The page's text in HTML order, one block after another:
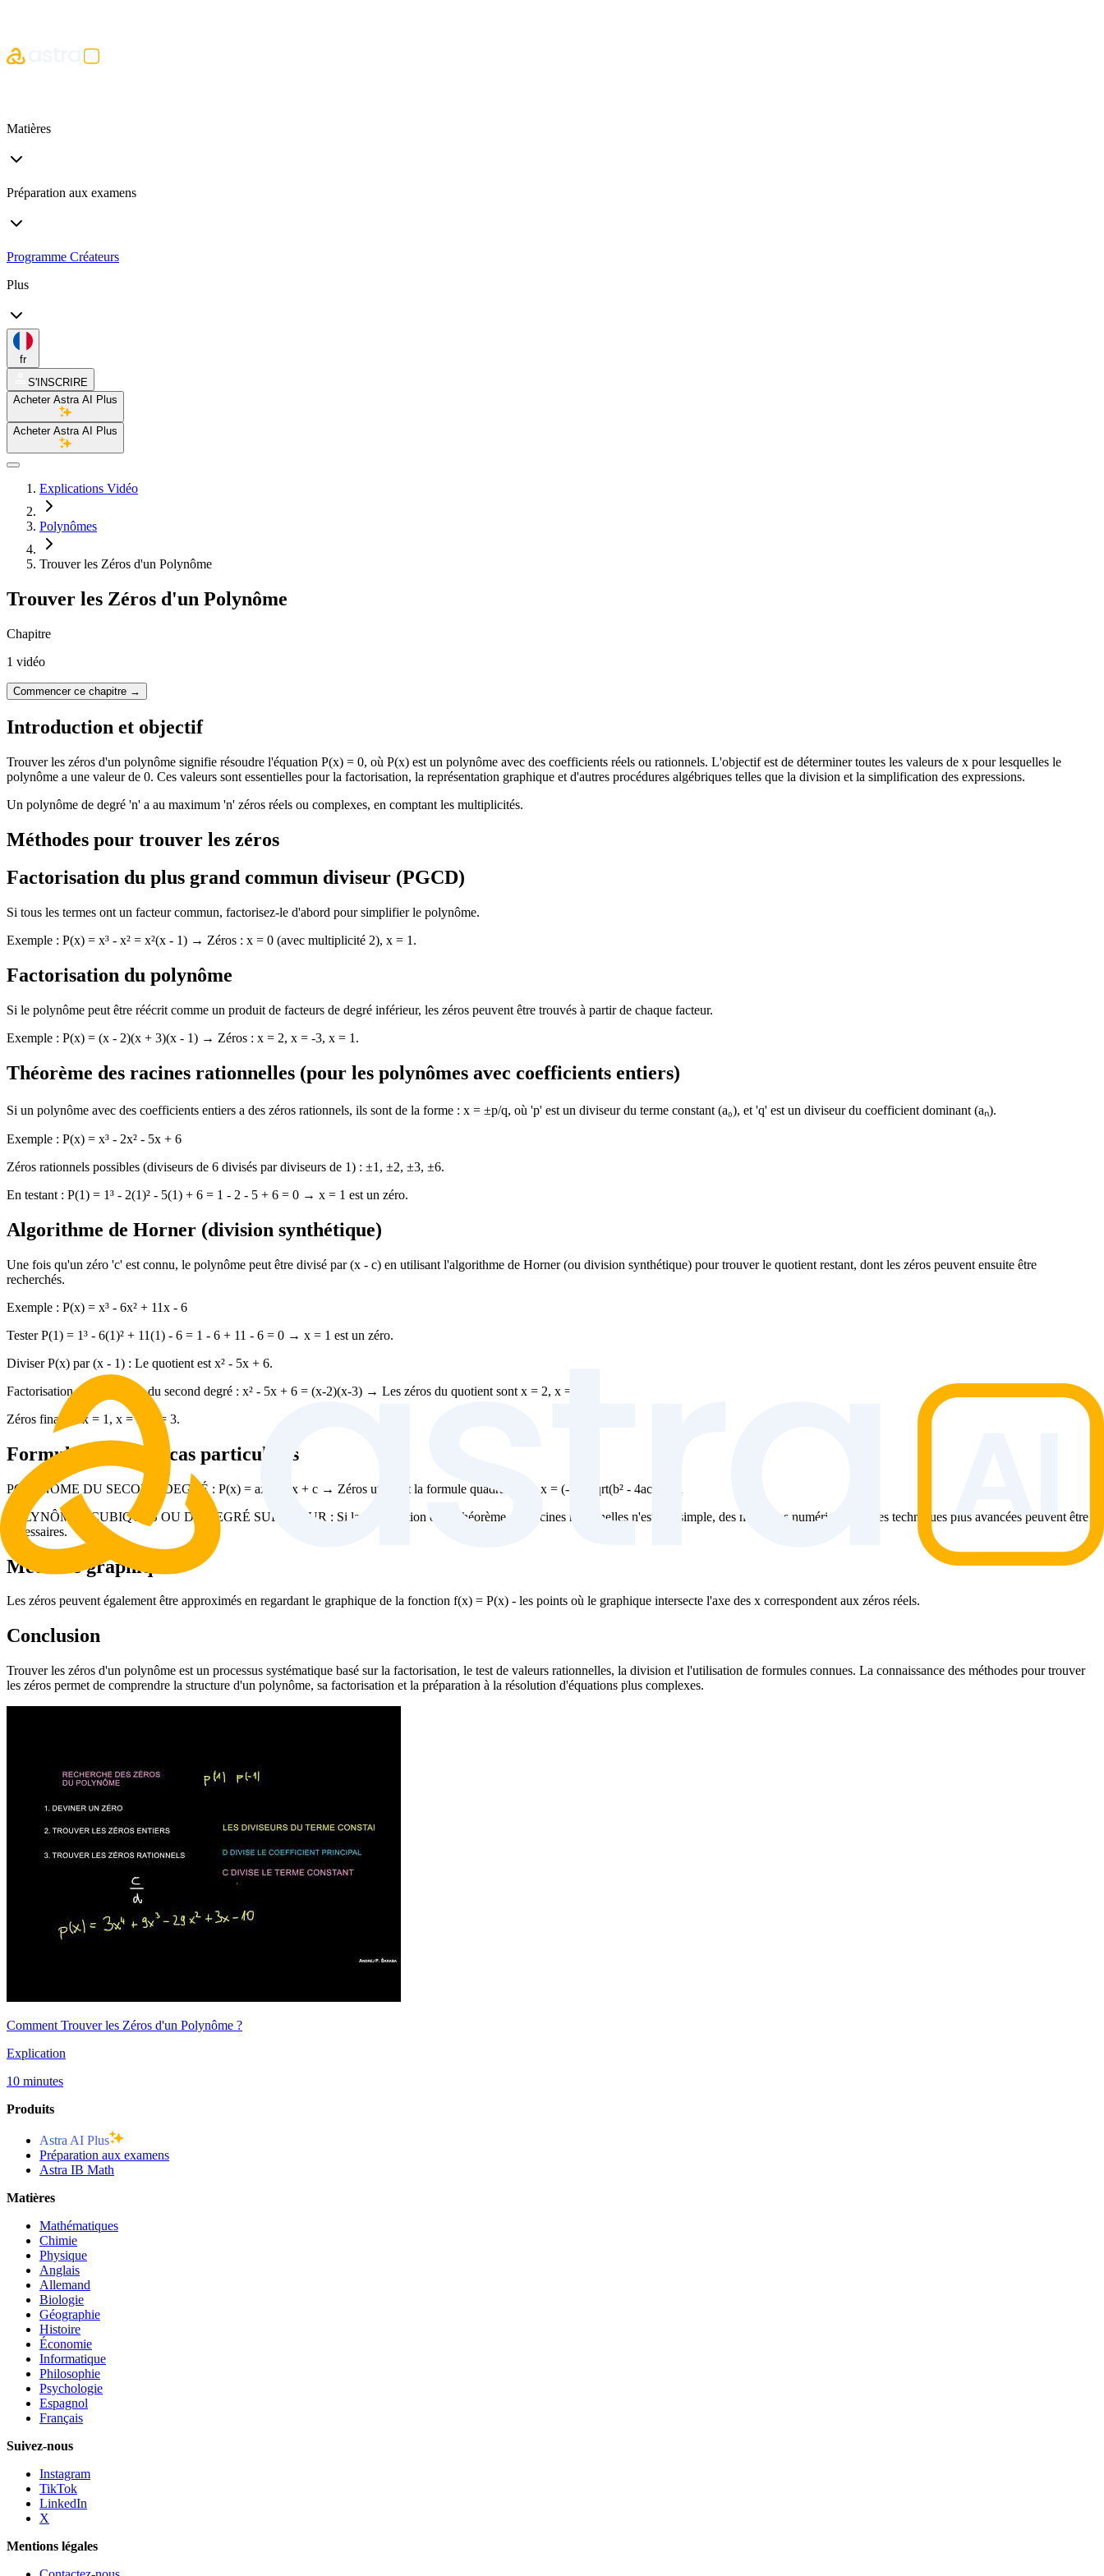
Matières
Préparation aux examens
Programme Créateurs
Plus
fr
S'INSCRIRE
Acheter Astra AI Plus
Acheter Astra AI Plus
Explications Vidéo
Polynômes
Trouver les Zéros d'un Polynôme
Trouver les Zéros d'un Polynôme
Chapitre
1 vidéo
Commencer ce chapitre →
Introduction et objectif
Trouver les zéros d'un polynôme signifie résoudre l'équation P(x) = 0, où P(x) est un polynôme avec des coefficients réels ou rationnels. L'objectif est de déterminer toutes les valeurs de x pour lesquelles le
polynôme a une valeur de 0. Ces valeurs sont essentielles pour la factorisation, la représentation graphique et d'autres procédures algébriques telles que la division et la simplification des expressions.
Un polynôme de degré 'n' a au maximum 'n' zéros réels ou complexes, en comptant les multiplicités.
Méthodes pour trouver les zéros
Factorisation du plus grand commun diviseur (PGCD)
Si tous les termes ont un facteur commun, factorisez-le d'abord pour simplifier le polynôme.
Exemple : P(x) = x³ - x² = x²(x - 1) → Zéros : x = 0 (avec multiplicité 2), x = 1.
Factorisation du polynôme
Si le polynôme peut être réécrit comme un produit de facteurs de degré inférieur, les zéros peuvent être trouvés à partir de chaque facteur.
Exemple : P(x) = (x - 2)(x + 3)(x - 1) → Zéros : x = 2, x = -3, x = 1.
Théorème des racines rationnelles (pour les polynômes avec coefficients entiers)
Si un polynôme avec des coefficients entiers a des zéros rationnels, ils sont de la forme : x = ±p/q, où 'p' est un diviseur du terme constant (a₀), et 'q' est un diviseur du coefficient dominant (aₙ).
Exemple : P(x) = x³ - 2x² - 5x + 6
Zéros rationnels possibles (diviseurs de 6 divisés par diviseurs de 1) : ±1, ±2, ±3, ±6.
En testant : P(1) = 1³ - 2(1)² - 5(1) + 6 = 1 - 2 - 5 + 6 = 0 → x = 1 est un zéro.
Algorithme de Horner (division synthétique)
Une fois qu'un zéro 'c' est connu, le polynôme peut être divisé par (x - c) en utilisant l'algorithme de Horner (ou division synthétique) pour trouver le quotient restant, dont les zéros peuvent ensuite être
recherchés.
Exemple : P(x) = x³ - 6x² + 11x - 6
Tester P(1) = 1³ - 6(1)² + 11(1) - 6 = 1 - 6 + 11 - 6 = 0 → x = 1 est un zéro.
Diviser P(x) par (x - 1) : Le quotient est x² - 5x + 6.
Factorisation du polynôme du second degré : x² - 5x + 6 = (x-2)(x-3) → Les zéros du quotient sont x = 2, x = 3.
Zéros finaux : x = 1, x = 2, x = 3.
Formules pour des cas particuliers
POLYNÔME DU SECOND DEGRÉ : P(x) = ax² + bx + c → Zéros utilisant la formule quadratique : x = (-b ± sqrt(b² - 4ac)) / 2a
POLYNÔMES CUBIQUES OU DE DEGRÉ SUPÉRIEUR : Si la factorisation ou le théorème des racines rationnelles n'est pas simple, des méthodes numériques ou des techniques plus avancées peuvent être
nécessaires.
Méthode graphique
Les zéros peuvent également être approximés en regardant le graphique de la fonction f(x) = P(x) - les points où le graphique intersecte l'axe des x correspondent aux zéros réels.
Conclusion
Trouver les zéros d'un polynôme est un processus systématique basé sur la factorisation, le test de valeurs rationnelles, la division et l'utilisation de formules connues. La connaissance des méthodes pour trouver
les zéros permet de comprendre la structure d'un polynôme, sa factorisation et la préparation à la résolution d'équations plus complexes.
Comment Trouver les Zéros d'un Polynôme ?
Explication
10 minutes
Produits
Astra AI Plus
Préparation aux examens
Astra IB Math
Matières
Mathématiques
Chimie
Physique
Anglais
Allemand
Biologie
Géographie
Histoire
Économie
Informatique
Philosophie
Psychologie
Espagnol
Français
Suivez-nous
Instagram
TikTok
LinkedIn
X
Mentions légales